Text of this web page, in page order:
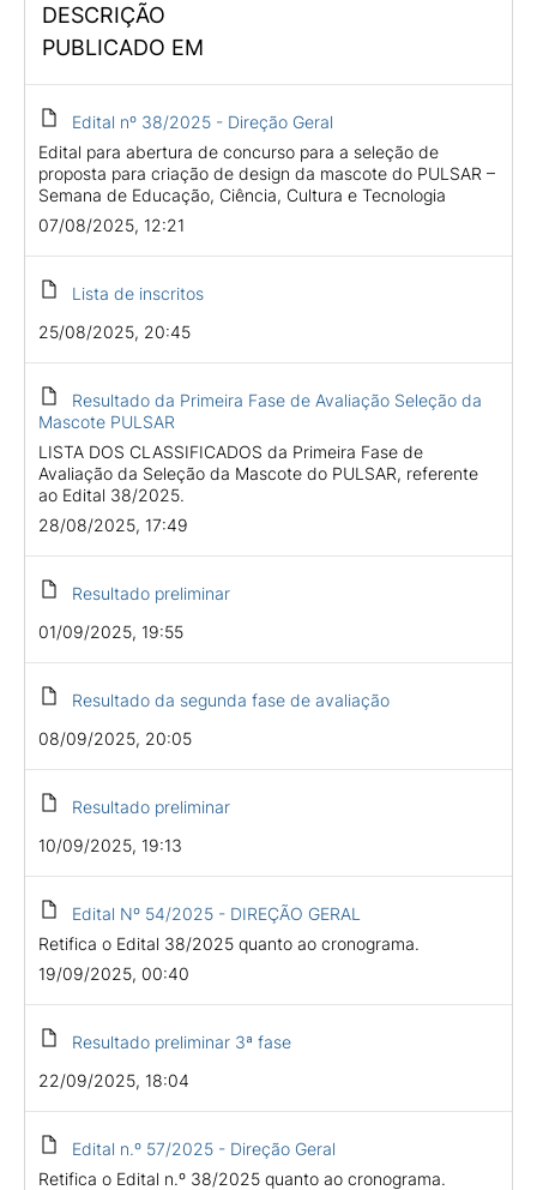
DESCRIÇÃO
PUBLICADO EM
Edital nº 38/2025 - Direção Geral
Edital para abertura de concurso para a seleção de
proposta para criação de design da mascote do PULSAR –
Semana de Educação, Ciência, Cultura e Tecnologia
07/08/2025, 12:21
Lista de inscritos
25/08/2025, 20:45
Resultado da Primeira Fase de Avaliação Seleção da
Mascote PULSAR
LISTA DOS CLASSIFICADOS da Primeira Fase de
Avaliação da Seleção da Mascote do PULSAR, referente
ao Edital 38/2025.
28/08/2025, 17:49
Resultado preliminar
01/09/2025, 19:55
Resultado da segunda fase de avaliação
08/09/2025, 20:05
Resultado preliminar
10/09/2025, 19:13
Edital Nº 54/2025 - DIREÇÃO GERAL
Retifica o Edital 38/2025 quanto ao cronograma.
19/09/2025, 00:40
Resultado preliminar 3ª fase
22/09/2025, 18:04
Edital n.º 57/2025 - Direção Geral
Retifica o Edital n.º 38/2025 quanto ao cronograma.